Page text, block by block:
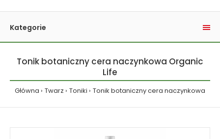
Kategorie
Tonik botaniczny cera naczynkowa Organic
Life
Główna Twarz Toniki Tonik botaniczny cera naczynkowa